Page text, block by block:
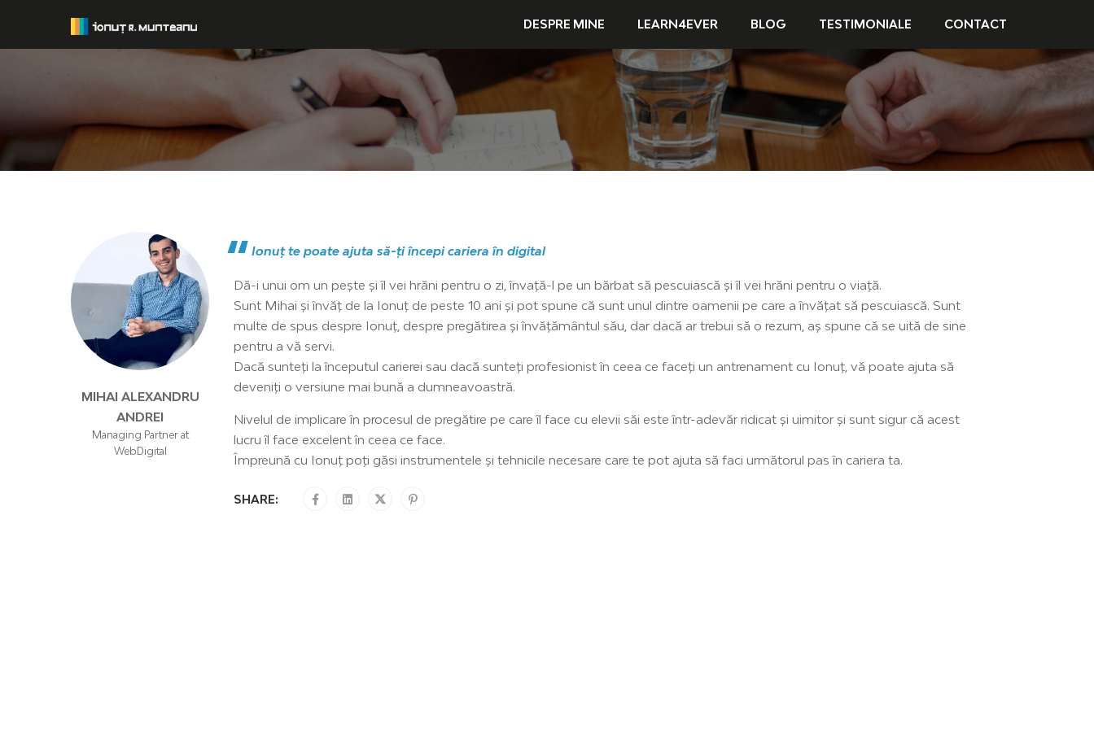
DESPRE MINE LEARN4EVER BLOG TESTIMONIALE CONTACT
MIHAI ALEXANDRU
ANDREI
Managing Partner at
WebDigital
Ionuț te poate ajuta să-ți începi cariera în digital
Dă-i unui om un pește și îl vei hrăni pentru o zi, învață-l pe un bărbat să pescuiască și îl vei hrăni pentru o viață.
Sunt Mihai și învăț de la Ionuț de peste 10 ani și pot spune că sunt unul dintre oamenii pe care a învățat să pescuiască. Sunt
multe de spus despre Ionuț, despre pregătirea și învățământul său, dar dacă ar trebui să o rezum, aș spune că se uită de sine
pentru a vă servi.
Dacă sunteți la începutul carierei sau dacă sunteți profesionist în ceea ce faceți un antrenament cu Ionuț, vă poate ajuta să
deveniți o versiune mai bună a dumneavoastră.
Nivelul de implicare în procesul de pregătire pe care îl face cu elevii săi este într-adevăr ridicat și uimitor și sunt sigur că acest
lucru îl face excelent în ceea ce face.
Împreună cu Ionuț poți găsi instrumentele și tehnicile necesare care te pot ajuta să faci următorul pas în cariera ta.
SHARE: